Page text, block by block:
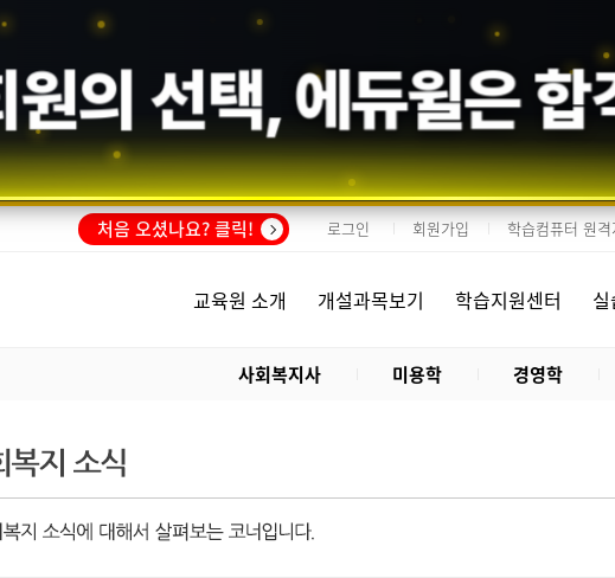
원의 선택,에듀윌은 합
처음 오셨나요? 클릭! 로그인 회원가입 학습컴퓨터 원격
교육원 소개 개설과목보기 학습지원센터
사회복지사 미용학 경영학